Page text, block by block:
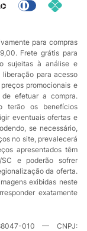
para compras
Frete grátis para
sujeitas à análise e
para acesso
promocionais e
efetuar a compra.
terão os benefícios
eventuais ofertas e
se necessário,
no site, prevalecerá
apresentados têm
e poderão sofrer
da oferta.
exibidas neste
exatamente
010 — CNPJ: